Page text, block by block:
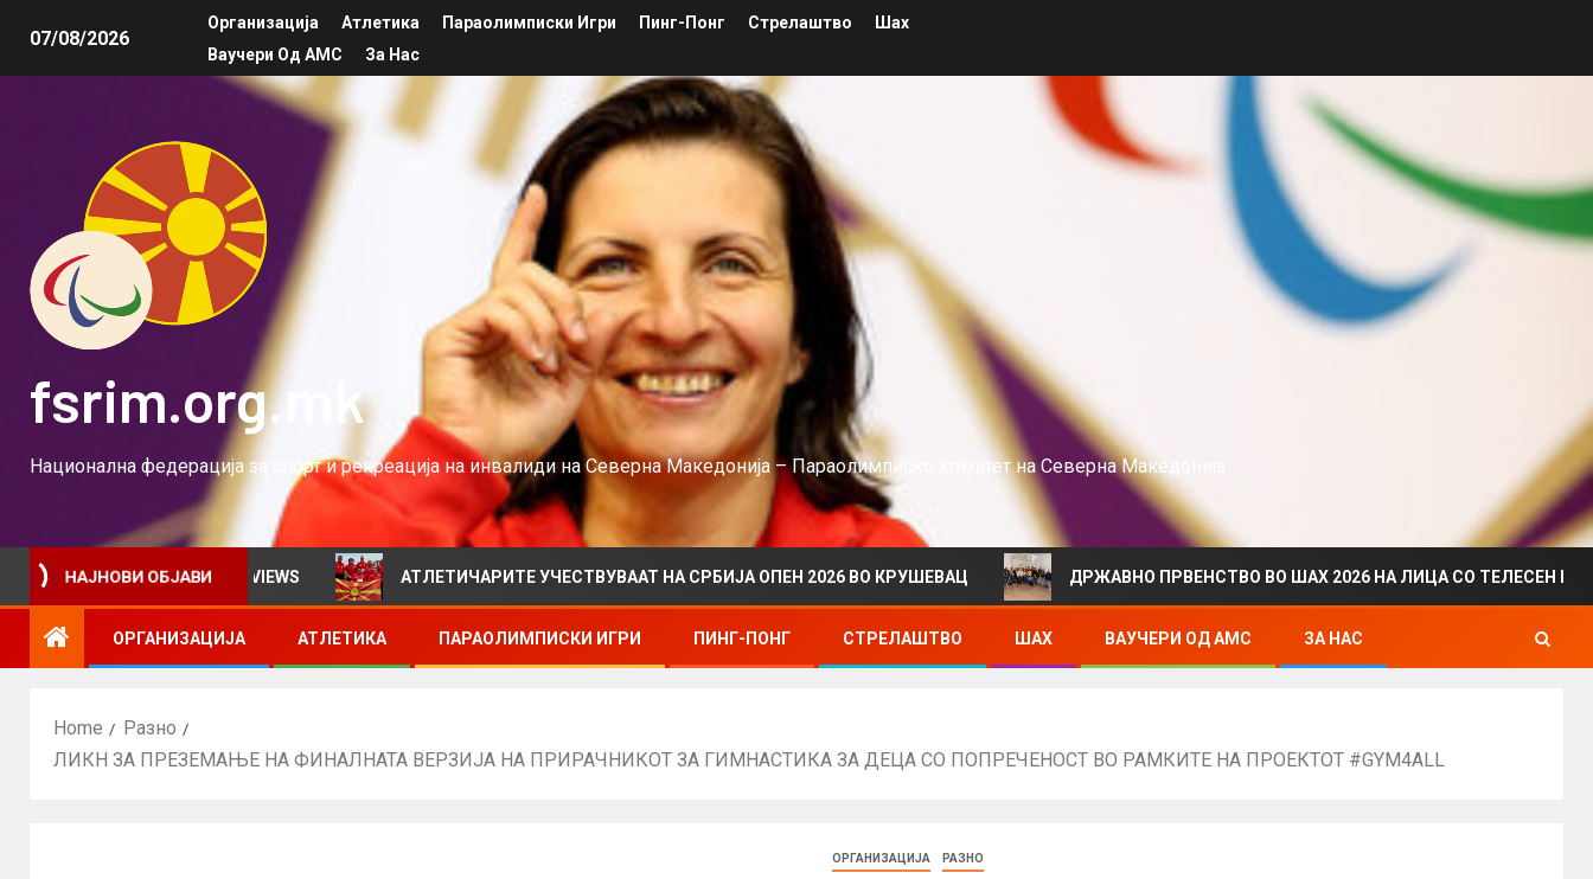
07/08/2026
Организација Атлетика Параолимписки Игри Пинг-Понг Стрелаштво
Шах
Ваучери Од АМС
За Нас
fsrim.org.mk
Национална федерација за спорт и рекреација на инвалиди на Северна Македонија – Параолимписко комитет на Северна Македонија
НАЈНОВИ ОБЈАВИ
билтен за VIEWS АТЛЕТИЧАРИТЕ УЧЕСТВУВААТ НА СРБИЈА ОПЕН 2026 ВО КРУШЕВАЦ ДРЖАВНО ПРВЕНСТВО ВО ШАХ 2026 НА ЛИЦА СО ТЕЛЕСЕН
ОРГАНИЗАЦИЈА АТЛЕТИКА ПАРАОЛИМПИСКИ ИГРИ ПИНГ-ПОНГ СТРЕЛАШТВО ШАХ ВАУЧЕРИ ОД АМС ЗА НАС
Home
Разно
ЛИКН ЗА ПРЕЗЕМАЊЕ НА ФИНАЛНАТА ВЕРЗИЈА НА ПРИРАЧНИКОТ ЗА ГИМНАСТИКА ЗА ДЕЦА СО ПОПРЕЧЕНОСТ ВО РАМКИТЕ НА ПРОЕКТОТ #GYM4ALL
ОРГАНИЗАЦИЈА РАЗНО